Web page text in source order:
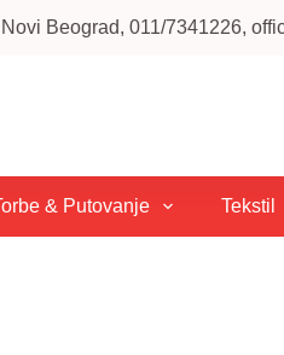
Beograd, 011/7341226,
& Putovanje Tekstil